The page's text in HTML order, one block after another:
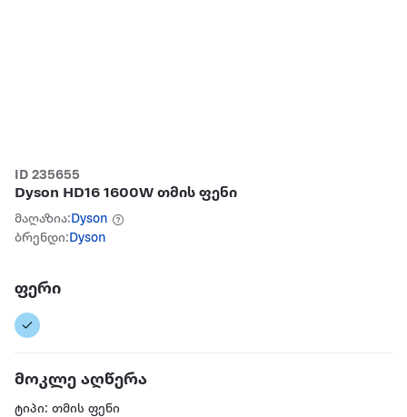
ID 235655
Dyson HD16 1600W თმის ფენი
მაღაზია:Dyson
ბრენდი:Dyson
ფერი
მოკლე აღწერა
ტიპი: თმის ფენი